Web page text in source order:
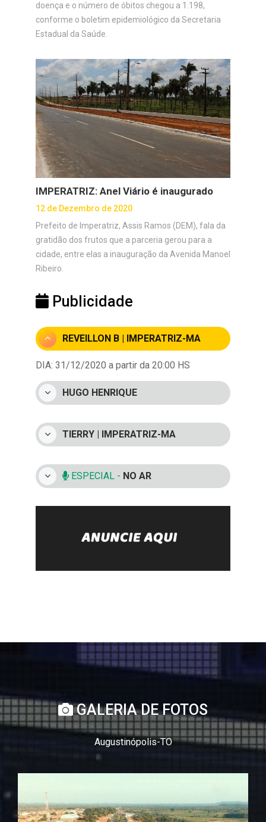
doença e o número de óbitos chegou a 1.198,
conforme o boletim epidemiológico da Secretaria
Estadual da Saúde.
IMPERATRIZ: Anel Viário é inaugurado
12 de Dezembro de 2020
Prefeito de Imperatriz, Assis Ramos (DEM), fala da
gratidão dos frutos que a parceria gerou para a
cidade, entre elas a inauguração da Avenida Manoel
Ribeiro.
Publicidade
REVEILLON B | IMPERATRIZ-MA
DIA: 31/12/2020 a partir da 20:00 HS
HUGO HENRIQUE
TIERRY | IMPERATRIZ-MA
ESPECIAL - NO AR
GALERIA DE FOTOS
Augustinópolis-TO